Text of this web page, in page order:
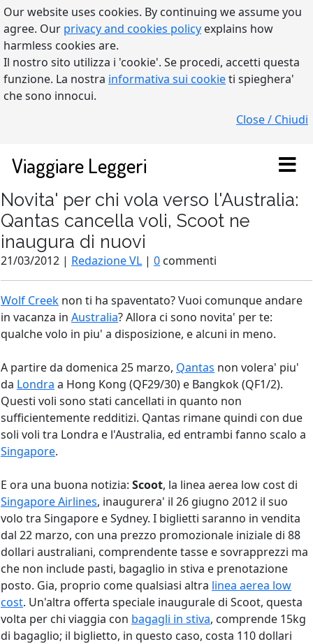
Our website uses cookies. By continuing we assume you
agree. Our privacy and cookies policy explains how
harmless cookies are.
Il nostro sito utilizza i 'cookie'. Se procedi, accetti questa
funzione. La nostra informativa sui cookieti spieghera'
che sono innocui.
Close / Chiudi
Viaggiare Leggeri
Novita' per chi vola verso l'Australia:
Qantas cancella voli, Scoot ne
inaugura di nuovi
21/03/2012 | Redazione VL | 0 commenti
Wolf Creek non ti ha spaventato? Vuoi comunque andare
in vacanza in Australia? Allora ci sono novita' per te:
qualche volo in piu' a disposizione, e alcuni in meno.
A partire da domenica 25 marzo, Qantas non volera' piu'
da Londra a Hong Kong (QF29/30) e Bangkok (QF1/2).
Questi voli sono stati cancellati in quanto non
sufficientemente redditizi. Qantas rimane quindi con due
soli voli tra Londra e l'Australia, ed entrambi fanno scalo a
Singapore.
E ora una buona notizia: Scoot, la linea aerea low cost di
Singapore Airlines, inaugurera' il 26 giugno 2012 il suo
volo tra Singapore e Sydney. I biglietti saranno in vendita
dal 22 marzo, con una prezzo promozionale iniziale di 88
dollari australiani, comprendente tasse e sovrapprezzi ma
che non include pasti, bagaglio in stiva e prenotazione
posto. Gia, proprio come qualsiasi altra linea aerea low
cost. Un'altra offerta speciale inaugurale di Scoot, questa
volta per chi viaggia con bagagli in stiva, comprende 15kg
di bagaglio; il biglietto, in questo caso, costa 110 dollari